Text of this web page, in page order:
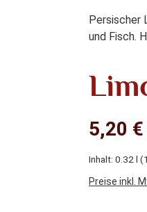
Persischer
und Fisch.
5,20
Inhalt: 0.32 l
Preise inkl.